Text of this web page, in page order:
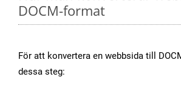
DOCM-format
För att konvertera en webbsida till
dessa steg: